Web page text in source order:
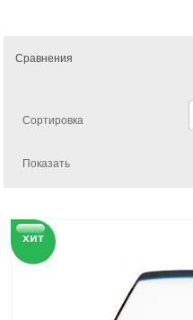
Сравнения
Сортировка
Показать
хит